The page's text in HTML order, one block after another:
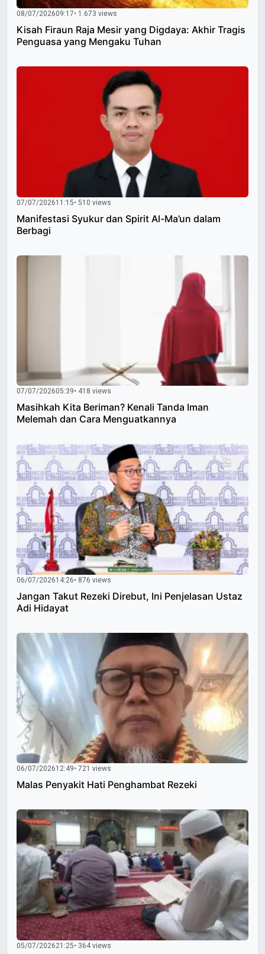
08/07/202609:17• 1.673 views
Kisah Firaun Raja Mesir yang Digdaya: Akhir Tragis
Penguasa yang Mengaku Tuhan
07/07/202611:15• 510 views
Manifestasi Syukur dan Spirit Al-Ma’un dalam
Berbagi
07/07/202605:39• 418 views
Masihkah Kita Beriman? Kenali Tanda Iman
Melemah dan Cara Menguatkannya
06/07/202614:26• 876 views
Jangan Takut Rezeki Direbut, Ini Penjelasan Ustaz
Adi Hidayat
06/07/202612:49• 721 views
Malas Penyakit Hati Penghambat Rezeki
05/07/202621:25• 364 views